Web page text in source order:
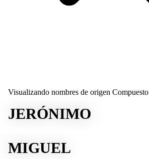
Visualizando nombres de origen Compuesto
JERÓNIMO
MIGUEL